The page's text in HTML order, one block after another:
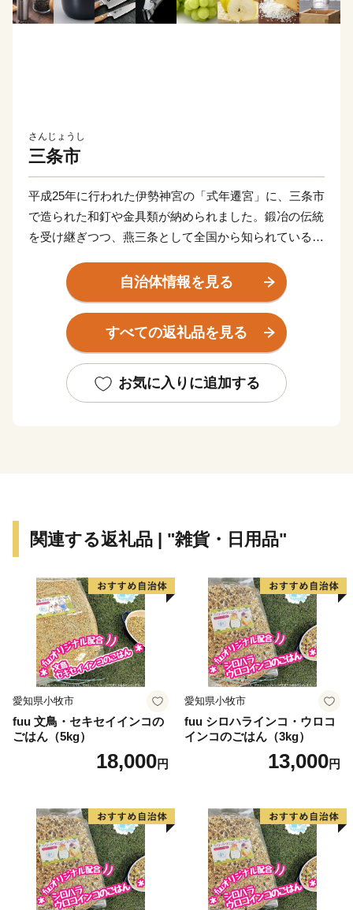
さんじょうし
三条市
平成25年に行われた伊勢神宮の「式年遷宮」に、三条市
で造られた和釘や金具類が納められました。鍛冶の伝統
を受け継ぎつつ、燕三条として全国から知られている
業工具、木工製品のほか、キッチン用品、大工道具、測
定器具、園芸用品、アウトドア用品、リビング用品、住
設機器などの金属加工を中心に多様な加工技術が集積し
ています。さらに、ものづくりで培われた技術がアウト
ドア用品やキャンプ用品を生産するメーカーが本社を置
き、キャンプ場も各所にあることから、アウトドアの聖
代表する米はもとより、桃、ぶどう、梨などの果物、野
お菓子、特産品も数多くあります。
ご寄附いただいた方には、三条市ならではの自慢の返礼
品をお届けいたします。「ものづくりのまち」を体感し
ていただける返礼品を手に取ったり、豊かな自然の恵み
をご賞味いただき、“さんじょう”の魅力をぜひご体感く
ださい。
自治体情報を見る
すべての返礼品を見る
お気に入りに追加する
関連する返礼品 | "雑貨・日用品"
愛知県小牧市
fuu 文鳥・セキセイインコの
ごはん（5kg）
18,000円
愛知県小牧市
fuu シロハラインコ・ウロコ
インコのごはん（3kg）
13,000円